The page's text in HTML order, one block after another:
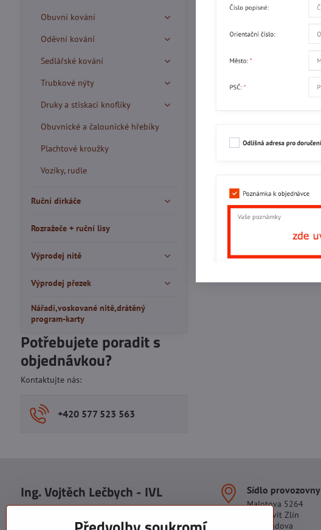
Obuvní kování
Oděvní kování
Sedlářské kování
Trubkové nýty
Druky a stiskací knoflíky
Obuvnické a čalounické hřebíky
Plachtové kroužky
Vozíky, rudle
Ruční dírkáče
Rozražeče + ruční lisy
Výprodej nitě
Výprodej přezek
Nářadí,voskované nitě,drátěný
program-karty
Potřebujete poradit s
objednávkou?
Kontaktujte nás:
+420 577 523 563
Ing. Vojtěch Lečbych - IVL
DIČ: CZ5602130809
Sídlo provozovny
Malotova 5264
Areál Svit Zlín
113. budova